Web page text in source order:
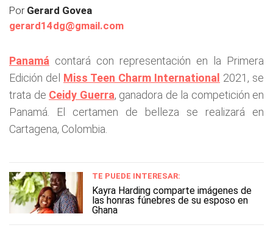
Por Gerard Govea
gerard14dg@gmail.com
Panamá contará con representación en la Primera
Edición del Miss Teen Charm International 2021, se
trata de Ceidy Guerra, ganadora de la competición en
Panamá. El certamen de belleza se realizará en
Cartagena, Colombia.
TE PUEDE INTERESAR:
Kayra Harding comparte imágenes de
las honras fúnebres de su esposo en
Ghana